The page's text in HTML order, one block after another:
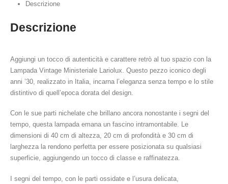
Descrizione
Descrizione
Aggiungi un tocco di autenticità e carattere retrò al tuo spazio con la
Lampada Vintage Ministeriale Lariolux. Questo pezzo iconico degli
anni ’30, realizzato in Italia, incarna l’eleganza senza tempo e lo stile
distintivo di quell’epoca dorata del design.
Con le sue parti nichelate che brillano ancora nonostante i segni del
tempo, questa lampada emana un fascino intramontabile. Le
dimensioni di 40 cm di altezza, 20 cm di profondità e 30 cm di
larghezza la rendono perfetta per essere posizionata su qualsiasi
superficie, aggiungendo un tocco di classe e raffinatezza.
I segni del tempo, con le parti ossidate e l’usura delicata,